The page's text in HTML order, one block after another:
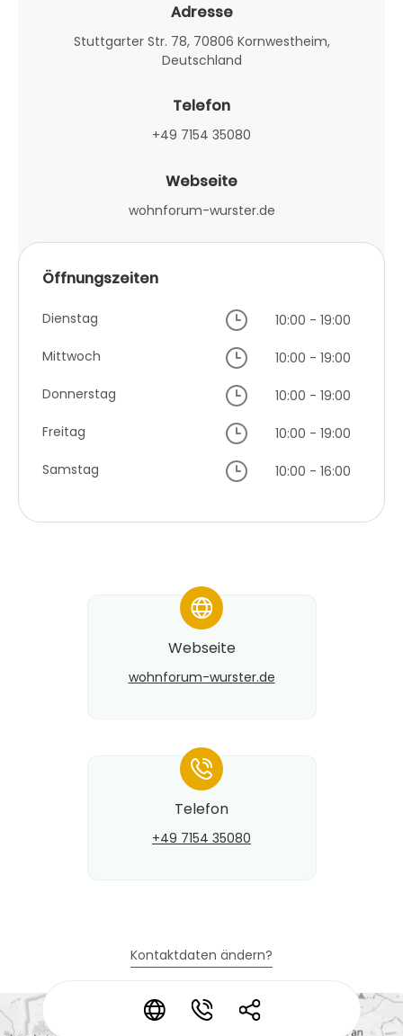
* * *
Adresse
Stuttgarter Str. 78, 70806 Kornwestheim,
Deutschland
Telefon
+49 7154 35080
Webseite
wohnforum-wurster.de
Öffnungszeiten
Dienstag
10:00 - 19:00
Mittwoch
10:00 - 19:00
Donnerstag
10:00 - 19:00
Freitag
10:00 - 19:00
Samstag
10:00 - 16:00
*
Webseite
wohnforum-wurster.de
*
Telefon
+49 7154 35080
Kontaktdaten ändern?